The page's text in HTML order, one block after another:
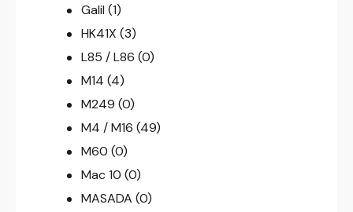
Galil (1)
HK41X (3)
L85 / L86 (0)
M14 (4)
M249 (0)
M4 / M16 (49)
M60 (0)
Mac 10 (0)
MASADA (0)